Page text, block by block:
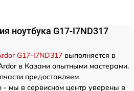
ноутбука G17-I7ND317
G17-I7ND317 выполняется в
в Казани опытными мастерами.
предоставляем
мы в сервисном центр уверены в